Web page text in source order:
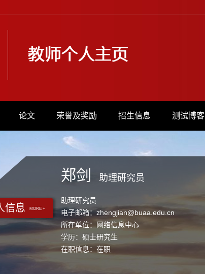
论文 荣誉及奖励 招生信息 测试博客
信息 MORE +
郑剑 助理研究员
助理研究员
电子邮箱：zhengjian@buaa.edu.cn
所在单位：网络信息中心
学历：硕士研究生
在职信息：在职